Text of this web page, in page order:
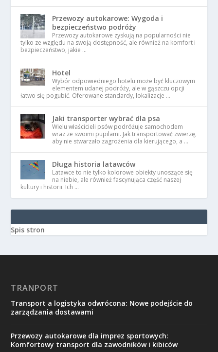
Przewozy autokarowe: Wygoda i
bezpieczeństwo podróży
Przewozy autokarowe zyskują na popularności nie
tylko ze względu na swoją dostępność, ale również na komfort i
bezpieczeństwo, jakie …
Hotel
Wybór odpowiedniego hotelu może być kluczowym
elementem udanej podróży, ale w gąszczu opcji
łatwo się pogubić. Oferowane standardy, lokalizacje …
Jaki transporter wybrać dla psa
Wielu właścicieli psów podróżuje samochodem
wraz ze swoimi pupilami. Jak transportować zwierzę,
aby nie stwarzało zagrożenia dla kierującego, a …
Długa historia latawców
Latawce to nie tylko kolorowe obiekty unoszące się
na niebie, ale również fascynująca część naszej
kultury i historii. Ich …
Spis stron
TRANPORT
Transport a logistyka odwrócona: Nowe podejście do
zarządzania dostawami
Przewozy autokarowe dla imprez sportowych:
Komfortowy transport dla zawodników i kibiców